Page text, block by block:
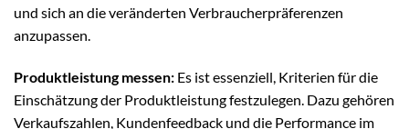
und sich an die veränderten Verbraucherpräferenzen
anzupassen.
Produktleistung messen: Es ist essenziell, Kriterien für die
Einschätzung der Produktleistung festzulegen. Dazu gehören
Verkaufszahlen, Kundenfeedback und die Performance im